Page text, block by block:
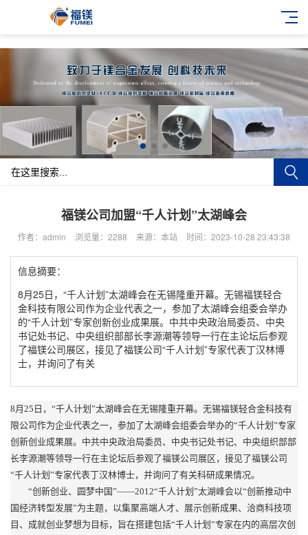
福镁公司加盟“千人计划”太湖峰会
作者：admin 浏览量：2288 来源：本站 时间：2023-10-28 23:43:38
信息摘要：
8月25日，“千人计划”太湖峰会在无锡隆重开幕。无锡福镁轻合
金科技有限公司作为企业代表之一，参加了太湖峰会组委会举办
的“千人计划”专家创新创业成果展。中共中央政治局委员、中央
书记处书记、中央组织部部长李源潮等领导一行在主论坛后参观
了福镁公司展区，接见了福镁公司“千人计划”专家代表丁汉林博
士，并询问了有关
8月25日，“千人计划”太湖峰会在无锡隆重开幕。无锡福镁轻合金科技有
限公司作为企业代表之一，参加了太湖峰会组委会举办的“千人计划”专家
创新创业成果展。中共中央政治局委员、中央书记处书记、中央组织部部
长李源潮等领导一行在主论坛后参观了福镁公司展区，接见了福镁公司
“千人计划”专家代表丁汉林博士，并询问了有关科研成果情况。
“创新创业、圆梦中国”——2012“千人计划”太湖峰会以“创新推动中
国经济转型发展”为主题，以集聚高端人才、展示创新成果、洽商科技项
目、成就创业梦想为目标，旨在搭建包括“千人计划”专家在内的高层次创